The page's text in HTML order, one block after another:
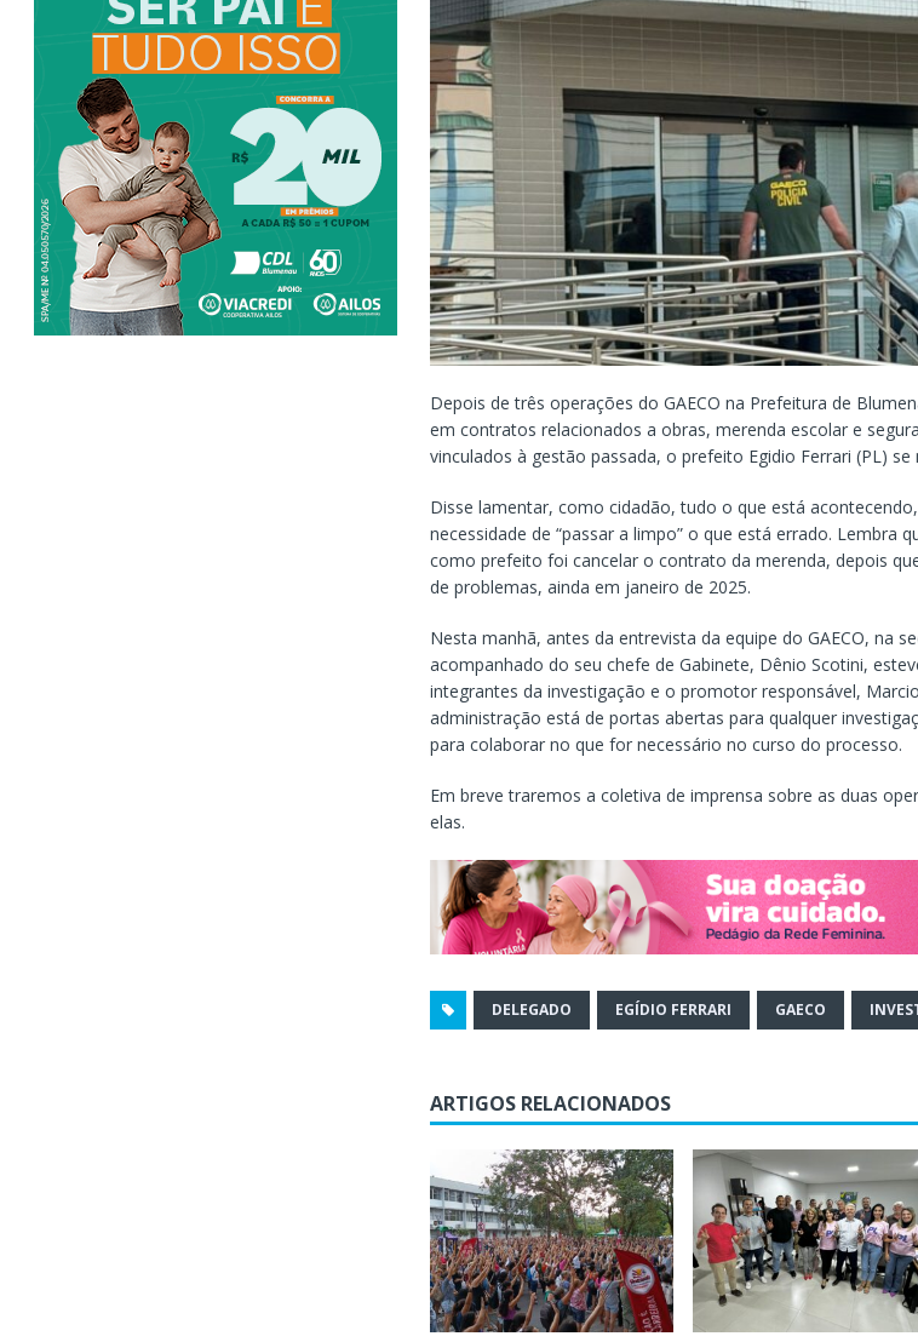
Depois de três operações do GAECO na Prefeitura de
em contratos relacionados a obras, merenda escolar e
vinculados à gestão passada, o prefeito Egidio Ferrari (PL) se
Disse lamentar, como cidadão, tudo o que está
necessidade de “passar a limpo” o que está errado. Lembra
como prefeito foi cancelar o contrato da merenda, depois
de problemas, ainda em janeiro de 2025.
Nesta manhã, antes da entrevista da equipe do GAECO, na
acompanhado do seu chefe de Gabinete, Dênio Scotini,
integrantes da investigação e o promotor responsável,
administração está de portas abertas para qualquer
para colaborar no que for necessário no curso do processo.
Em breve traremos a coletiva de imprensa sobre as duas
elas.
DELEGADO EGÍDIO FERRARI GAECO
ARTIGOS RELACIONADOS